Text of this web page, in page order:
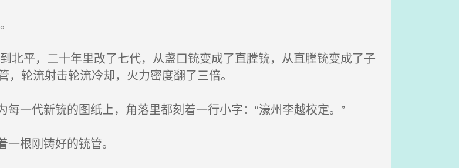
平，二十年里改了七代，从盏口铳变成了直膛铳，从直膛铳变成了子
轮流射击轮流冷却，火力密度翻了三倍。
一代新铳的图纸上，角落里都刻着一行小字：“濠州李越校定。”
根刚铸好的铳管。